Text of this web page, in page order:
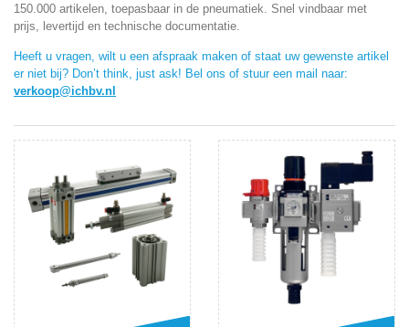
150.000 artikelen, toepasbaar in de pneumatiek. Snel vindbaar met
prijs, levertijd en technische documentatie.
Heeft u vragen, wilt u een afspraak maken of staat uw gewenste artikel
er niet bij? Don’t think, just ask! Bel ons of stuur een mail naar:
verkoop@ichbv.nl